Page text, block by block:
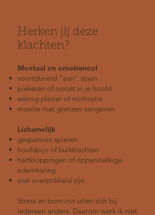
Herken jij deze
klachten?
Mentaal en emotioneel
voortdurend “aan” staan
piekeren of onrust in je hoofd
weinig plezier of motivatie
moeite met grenzen aangeven
Lichamelijk
gespannen spieren
hoofdpijn of buikklachten
hartkloppingen of oppervlakkige
ademhaling
snel overprikkeld zijn
Stress en burn-out uiten zich bij
iedereen anders. Daarom werk ik niet